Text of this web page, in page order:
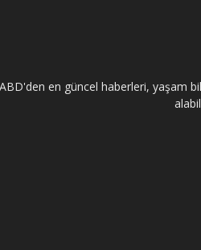
en güncel haberleri, yaşam